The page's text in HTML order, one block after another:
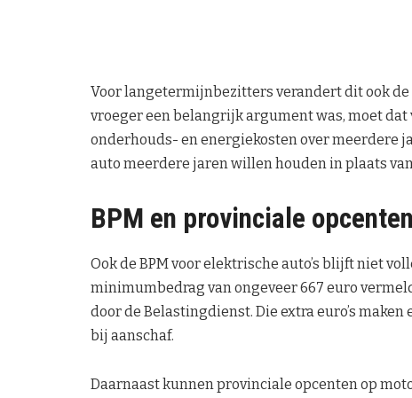
Voor langetermijnbezitters verandert dit ook
vroeger een belangrijk argument was, moet
onderhouds- en energiekosten over meerdere
auto meerdere jaren willen houden in plaats
BPM en provinciale
Ook de BPM voor elektrische auto’s blijft niet
minimumbedrag van ongeveer 667 euro
door de Belastingdienst. Die extra euro’s
bij aanschaf.
Daarnaast kunnen provinciale opcenten op